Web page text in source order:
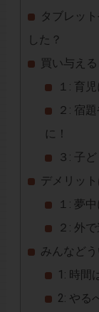
タブレッ
した？
買い与え
１: 育
２: 宿
に！
３: 子
デメリッ
１: 夢
２: 外
みんなど
1: 時間
2: やる